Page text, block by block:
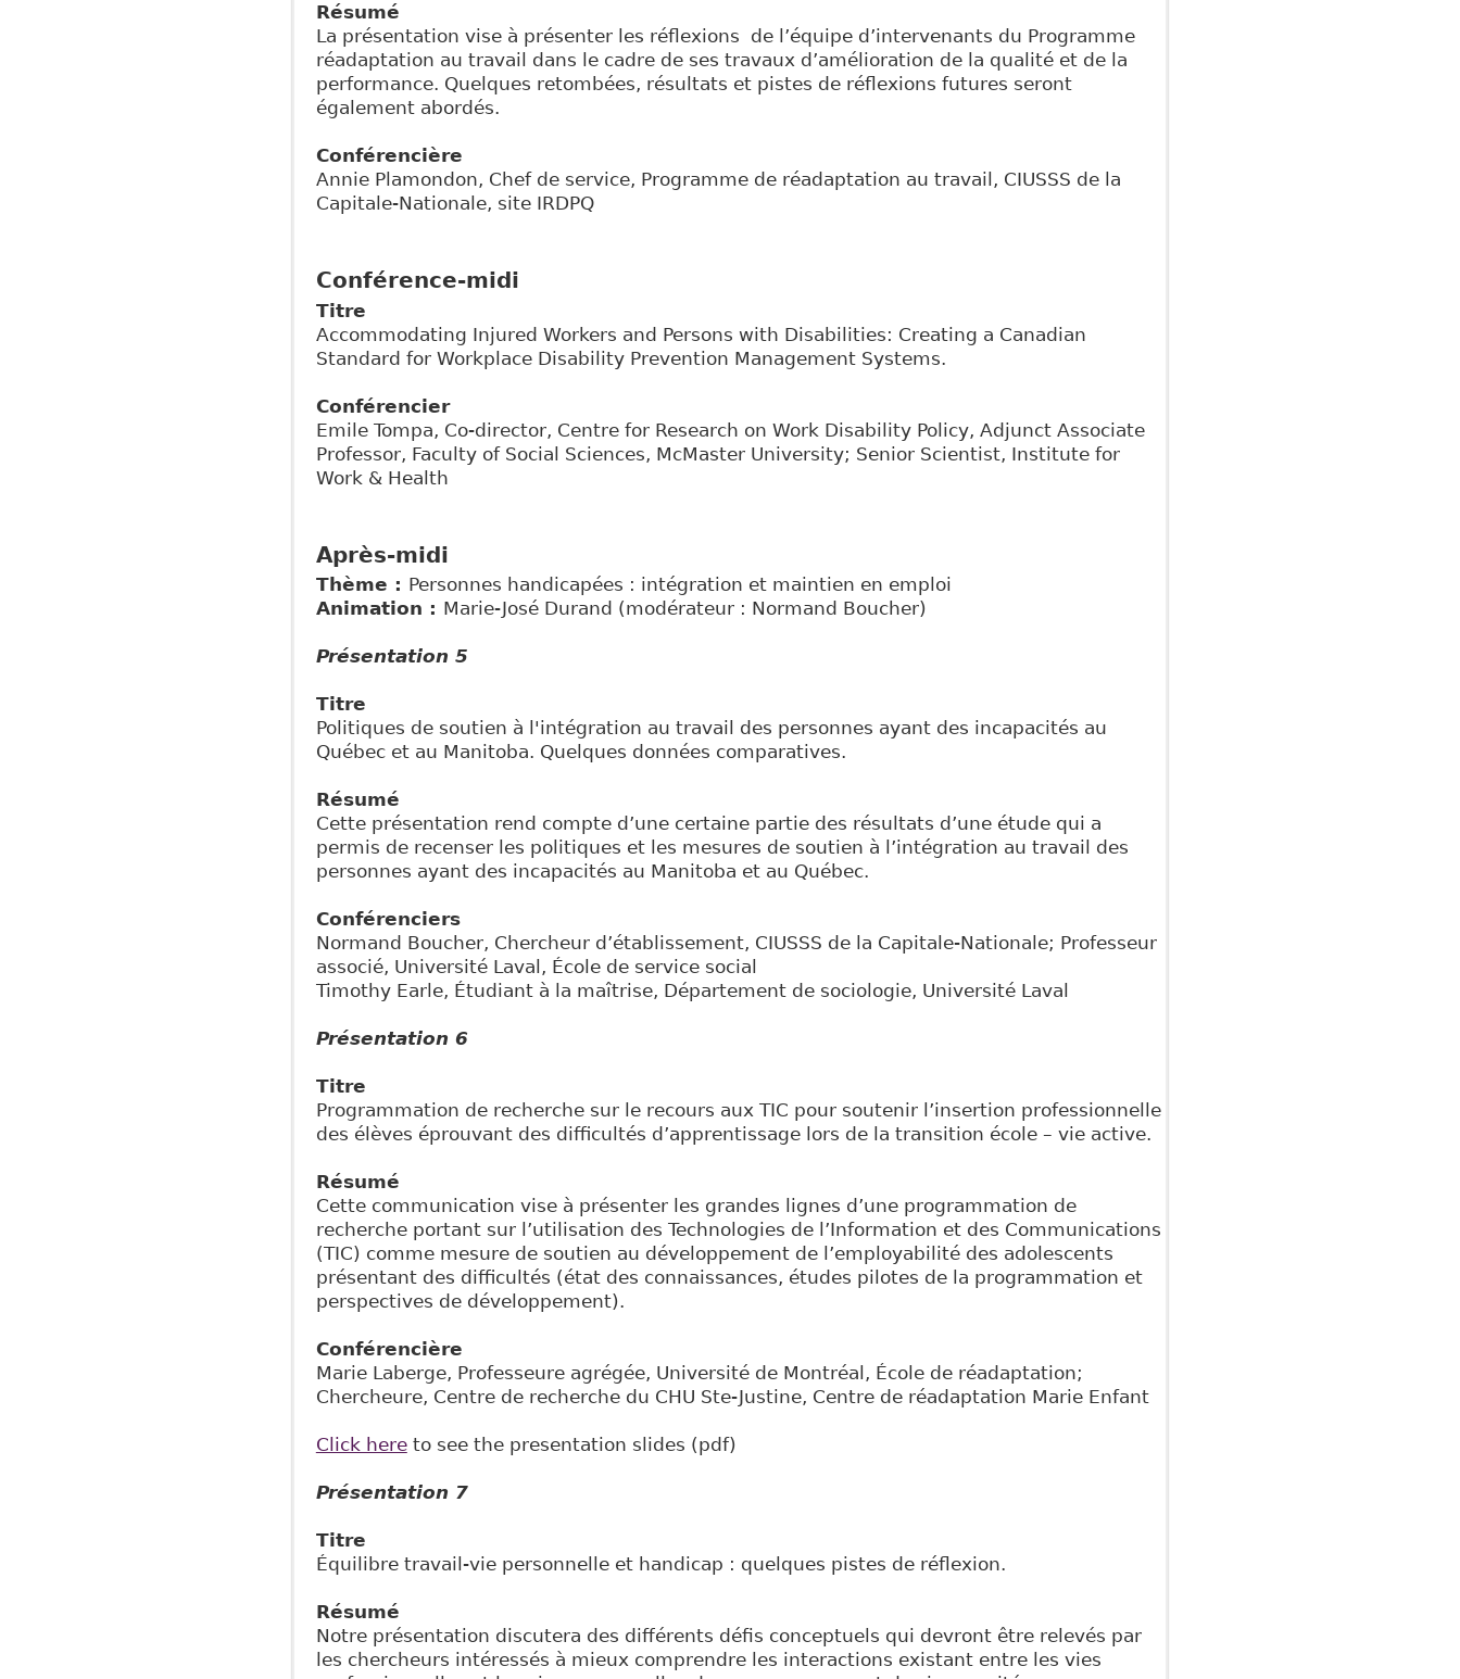
Résumé
La présentation vise à présenter les réflexions de l’équipe d’intervenants du Programme
réadaptation au travail dans le cadre de ses travaux d’amélioration de la qualité et de la
performance. Quelques retombées, résultats et pistes de réflexions futures seront
également abordés.
Conférencière
Annie Plamondon, Chef de service, Programme de réadaptation au travail, CIUSSS de la
Capitale-Nationale, site IRDPQ
Conférence-midi
Titre
Accommodating Injured Workers and Persons with Disabilities: Creating a Canadian
Standard for Workplace Disability Prevention Management Systems.
Conférencier
Emile Tompa, Co-director, Centre for Research on Work Disability Policy, Adjunct Associate
Professor, Faculty of Social Sciences, McMaster University; Senior Scientist, Institute for
Work & Health
Après-midi
Thème : Personnes handicapées : intégration et maintien en emploi
Animation : Marie-José Durand (modérateur : Normand Boucher)
Présentation 5
Titre
Politiques de soutien à l'intégration au travail des personnes ayant des incapacités au
Québec et au Manitoba. Quelques données comparatives.
Résumé
Cette présentation rend compte d’une certaine partie des résultats d’une étude qui a
permis de recenser les politiques et les mesures de soutien à l’intégration au travail des
personnes ayant des incapacités au Manitoba et au Québec.
Conférenciers
Normand Boucher, Chercheur d’établissement, CIUSSS de la Capitale-Nationale; Professeur
associé, Université Laval, École de service social
Timothy Earle, Étudiant à la maîtrise, Département de sociologie, Université Laval
Présentation 6
Titre
Programmation de recherche sur le recours aux TIC pour soutenir l’insertion professionnelle
des élèves éprouvant des difficultés d’apprentissage lors de la transition école – vie active.
Résumé
Cette communication vise à présenter les grandes lignes d’une programmation de
recherche portant sur l’utilisation des Technologies de l’Information et des Communications
(TIC) comme mesure de soutien au développement de l’employabilité des adolescents
présentant des difficultés (état des connaissances, études pilotes de la programmation et
perspectives de développement).
Conférencière
Marie Laberge, Professeure agrégée, Université de Montréal, École de réadaptation;
Chercheure, Centre de recherche du CHU Ste-Justine, Centre de réadaptation Marie Enfant
Click hereto see the presentation slides (pdf)
Présentation 7
Titre
Équilibre travail-vie personnelle et handicap : quelques pistes de réflexion.
Résumé
Notre présentation discutera des différents défis conceptuels qui devront être relevés par
les chercheurs intéressés à mieux comprendre les interactions existant entre les vies